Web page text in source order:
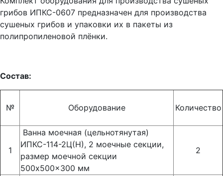
грибов ИПКС-0607 предназначен для производства
сушеных грибов и упаковки их в пакеты из
полипропиленовой плёнки.
Состав:
№ Оборудование Количество
1
Ванна моечная (цельнотянутая)
ИПКС-114-2Ц(Н), 2 моечные секции,
размер моечной секции
500x500x300 мм
2